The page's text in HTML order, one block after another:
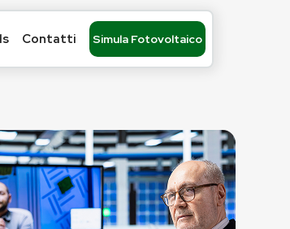
Contatti Simula Fotovoltaico